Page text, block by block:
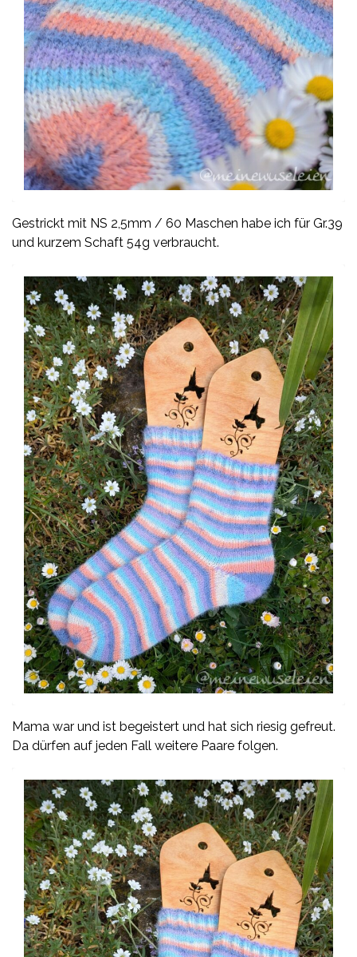
Gestrickt mit NS 2,5mm / 60 Maschen habe ich für Gr.39
und kurzem Schaft 54g verbraucht.
Mama war und ist begeistert und hat sich riesig gefreut.
Da dürfen auf jeden Fall weitere Paare folgen.